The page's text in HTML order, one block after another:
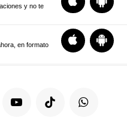
y no te
en formato